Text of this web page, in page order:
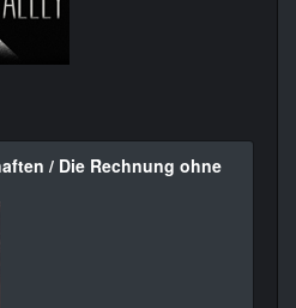
/ Die Rechnung ohne